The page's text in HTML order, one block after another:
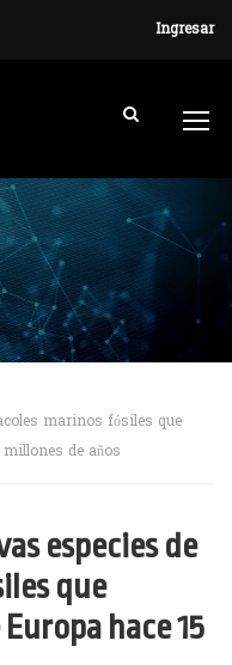
Ingresar
marinos fósiles que
de años
especies de
que
hace 15